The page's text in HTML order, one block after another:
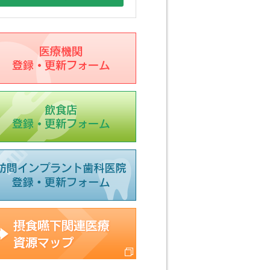
機関登録フォーム
店登録フォーム
医院登録フォーム